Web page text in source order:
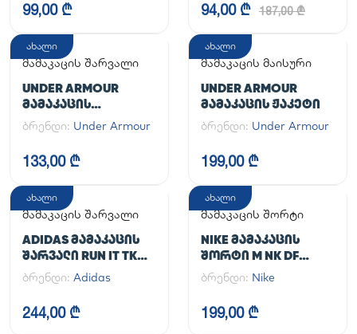
99,00 ₾ 94,00 ₾ 187,00 ₾
ახალი
მამაკაცის შარვალი
UNDER ARMOUR
ᲛᲐᲛᲐᲙᲐᲪᲘᲡ
ᲡᲞᲝᲠᲢᲣᲚᲘ ᲨᲐᲠᲕᲐᲚᲘ
UA CG ARMOUR
LEGGINGS
ბრენდი: Under Armour
133,00 ₾
ახალი
მამაკაცის მაისური
UNDER ARMOUR
ᲛᲐᲛᲐᲙᲐᲪᲘᲡ ᲟᲐᲙᲔᲢᲘ
ბრენდი: Under Armour
199,00 ₾
ახალი
მამაკაცის შარვალი
ADIDAS ᲛᲐᲛᲐᲙᲐᲪᲘᲡ
ᲨᲐᲠᲕᲐᲚᲘ RUN IT TKO
PANT
ბრენდი: Adidas
244,00 ₾
ახალი
მამაკაცის შორტი
NIKE ᲛᲐᲛᲐᲙᲐᲪᲘᲡ
ᲨᲝᲠᲢᲘ M NK DF
UNLIMITED WVN 7IN
ბრენდი: Nike
199,00 ₾